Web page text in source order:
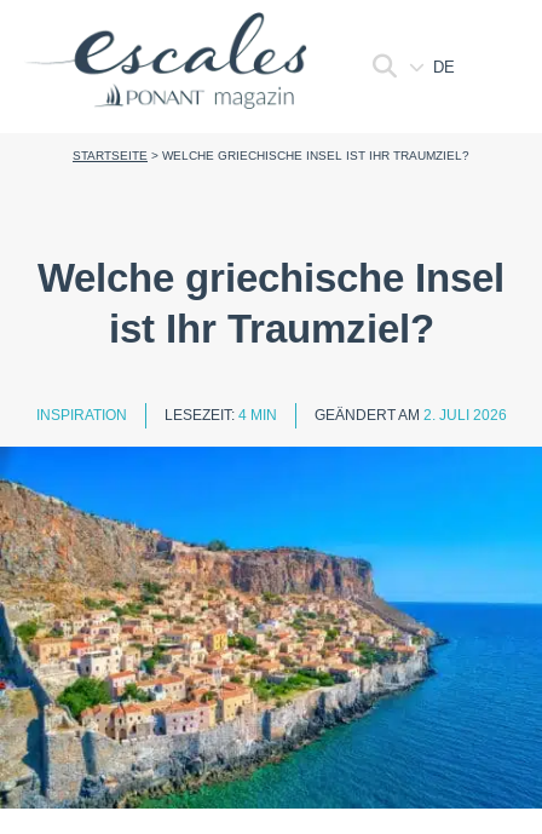
DE
STARTSEITE > WELCHE GRIECHISCHE INSEL IST IHR TRAUMZIEL?
Welche griechische Insel
ist Ihr Traumziel?
INSPIRATION LESEZEIT: 4 MIN GEÄNDERT AM 2. JULI 2026